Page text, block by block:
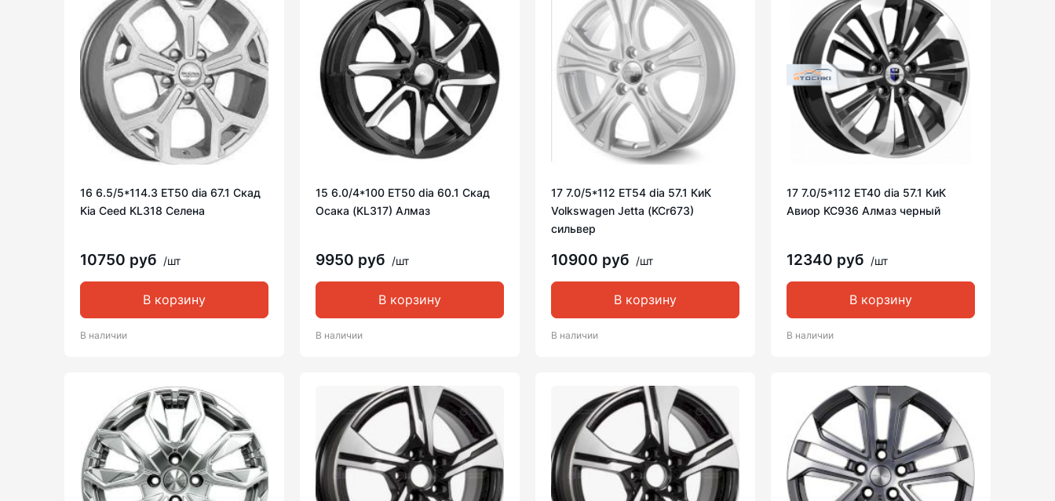
16 6.5/5*114.3 ET50 dia 67.1 Скад
Kia Ceed KL318 Селена
10750 руб /шт
В корзину
В наличии
15 6.0/4*100 ET50 dia 60.1 Скад
Осака (KL317) Алмаз
9950 руб /шт
В корзину
В наличии
17 7.0/5*112 ET54 dia 57.1 КиК
Volkswagen Jetta (KCr673)
сильвер
10900 руб /шт
В корзину
В наличии
17 7.0/5*112 ET40 dia 57.1 КиК
Авиор KC936 Алмаз черный
12340 руб /шт
В корзину
В наличии